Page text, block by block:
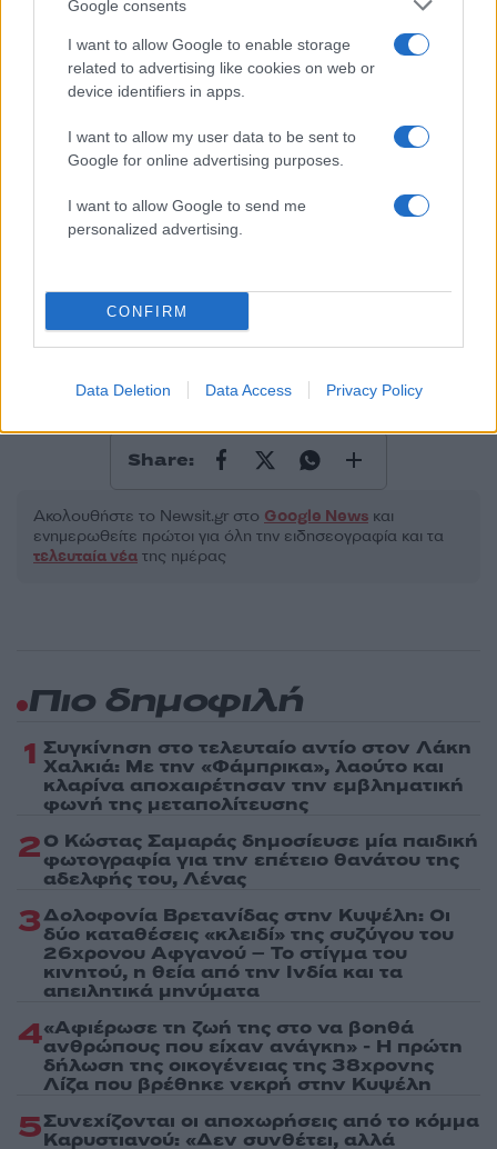
Google consents
I want to allow Google to enable storage
related to advertising like cookies on web or
device identifiers in apps.
I want to allow my user data to be sent to
Google for online advertising purposes.
I want to allow Google to send me
personalized advertising.
CONFIRM
Data Deletion Data Access Privacy Policy
Σχολίασε εδώ
Όροι Χρήσης. Το site προστατεύεται από reCAPTCHA, ισχύουν
Πολιτική Απορρήτου&Όροι Χρήσηςτης Google.
Driveit
Share:
Ακολουθήστε το Νewsit.gr στο Google News και
ενημερωθείτε πρώτοι για όλη την ειδησεογραφία και τα
τελευταία νέα της ημέρας
Πιο δημοφιλή
1 Συγκίνηση στο τελευταίο αντίο στον Λάκη
Χαλκιά: Με την «Φάμπρικα», λαούτο και
κλαρίνα αποχαιρέτησαν την εμβληματική
φωνή της μεταπολίτευσης
2Ο Κώστας Σαμαράς δημοσίευσε μία παιδική
φωτογραφία για την επέτειο θανάτου της
αδελφής του, Λένας
3Δολοφονία Βρετανίδας στην Κυψέλη: Οι
δύο καταθέσεις «κλειδί» της συζύγου του
26χρονου Αφγανού – Το στίγμα του
κινητού, η θεία από την Ινδία και τα
απειλητικά μηνύματα
4«Αφιέρωσε τη ζωή της στο να βοηθά
ανθρώπους που είχαν ανάγκη» - Η πρώτη
δήλωση της οικογένειας της 38χρονης
Λίζα που βρέθηκε νεκρή στην Κυψέλη
5Συνεχίζονται οι αποχωρήσεις από το κόμμα
Καρυστιανού: «Δεν συνθέτει, αλλά